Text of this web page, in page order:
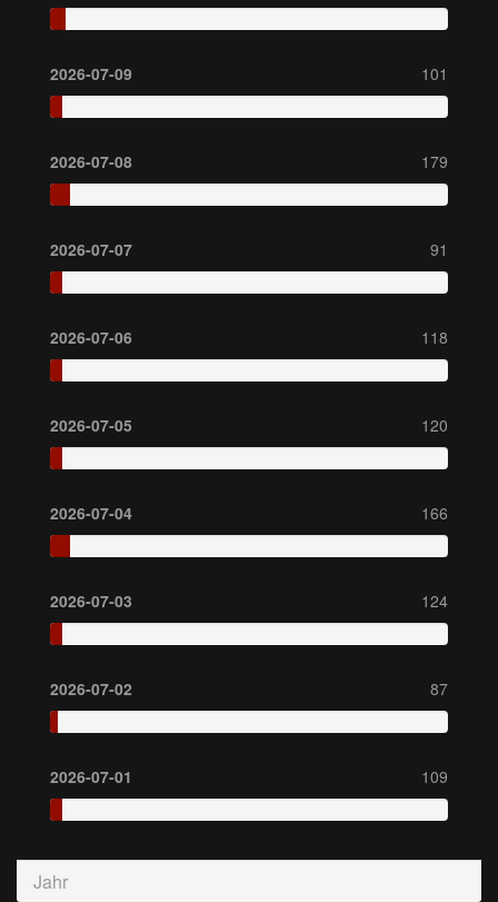
2026-07-09 101
2026-07-08 179
2026-07-07 91
2026-07-06 118
2026-07-05 120
2026-07-04 166
2026-07-03 124
2026-07-02 87
2026-07-01 109
Jahr